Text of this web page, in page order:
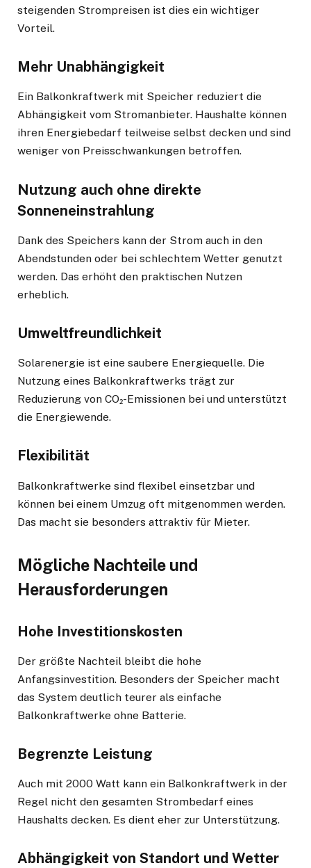
steigenden Strompreisen ist dies ein wichtiger
Vorteil.
Mehr Unabhängigkeit
Ein Balkonkraftwerk mit Speicher reduziert die
Abhängigkeit vom Stromanbieter. Haushalte können
ihren Energiebedarf teilweise selbst decken und sind
weniger von Preisschwankungen betroffen.
Nutzung auch ohne direkte
Sonneneinstrahlung
Dank des Speichers kann der Strom auch in den
Abendstunden oder bei schlechtem Wetter genutzt
werden. Das erhöht den praktischen Nutzen
erheblich.
Umweltfreundlichkeit
Solarenergie ist eine saubere Energiequelle. Die
Nutzung eines Balkonkraftwerks trägt zur
Reduzierung von CO₂-Emissionen bei und unterstützt
die Energiewende.
Flexibilität
Balkonkraftwerke sind flexibel einsetzbar und
können bei einem Umzug oft mitgenommen werden.
Das macht sie besonders attraktiv für Mieter.
Mögliche Nachteile und
Herausforderungen
Hohe Investitionskosten
Der größte Nachteil bleibt die hohe
Anfangsinvestition. Besonders der Speicher macht
das System deutlich teurer als einfache
Balkonkraftwerke ohne Batterie.
Begrenzte Leistung
Auch mit 2000 Watt kann ein Balkonkraftwerk in der
Regel nicht den gesamten Strombedarf eines
Haushalts decken. Es dient eher zur Unterstützung.
Abhängigkeit von Standort und Wetter